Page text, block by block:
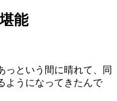
能
っという間に晴れて、同
ようになってきたんで